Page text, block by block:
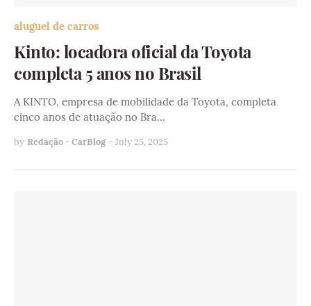
aluguel de carros
Kinto: locadora oficial da Toyota
completa 5 anos no Brasil
A KINTO, empresa de mobilidade da Toyota, completa
cinco anos de atuação no Bra…
by Redação - CarBlog - July 25, 2025